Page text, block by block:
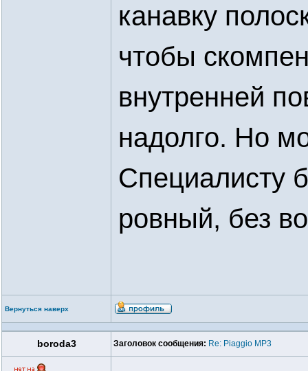
канавку
чтобы
внутренней
надолго. Но
Специалисту
ровный, без
Вернуться наверх
boroda3 Заголовок сообщения: Re: Piaggio MP3